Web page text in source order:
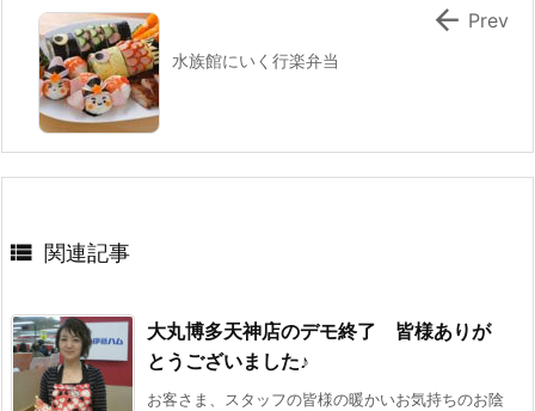
水族館にいく行楽弁当
 Prev
 関連記事
大丸博多天神店のデモ終了 皆様ありが
とうございました♪
お客さま、スタッフの皆様の暖かいお気持ちのお陰